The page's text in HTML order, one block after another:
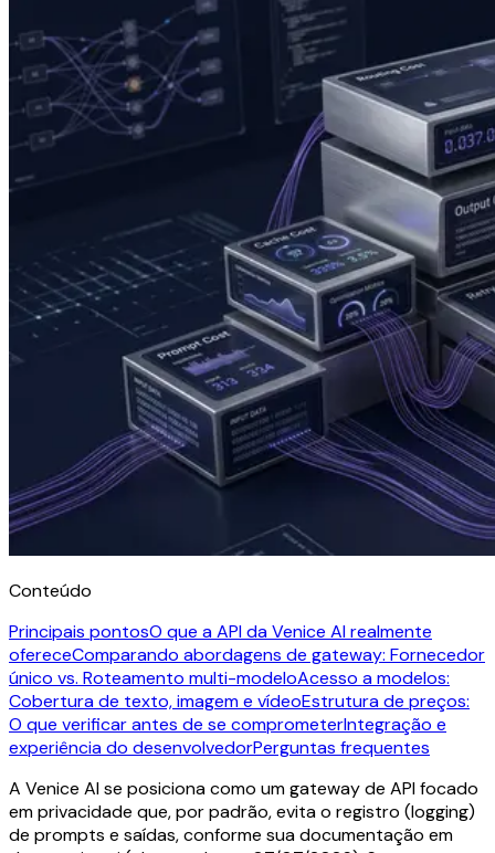
Conteúdo
Principais pontosO que a API da Venice AI realmente
ofereceComparando abordagens de gateway: Fornecedor
único vs. Roteamento multi-modeloAcesso a modelos:
Cobertura de texto, imagem e vídeoEstrutura de preços:
O que verificar antes de se comprometerIntegração e
experiência do desenvolvedorPerguntas frequentes
A Venice AI se posiciona como um gateway de API focado
em privacidade que, por padrão, evita o registro (logging)
de prompts e saídas, conforme sua documentação em